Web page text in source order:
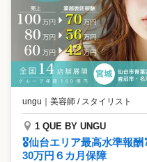
ungu ｜ 美容師 / スタイリスト
1 QUE BY UNGU
🎖️仙台エリア最高水準報酬
30万円６カ月保障